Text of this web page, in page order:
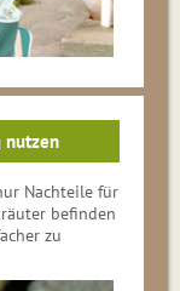
nutzen
Nachteile für
befinden
zu